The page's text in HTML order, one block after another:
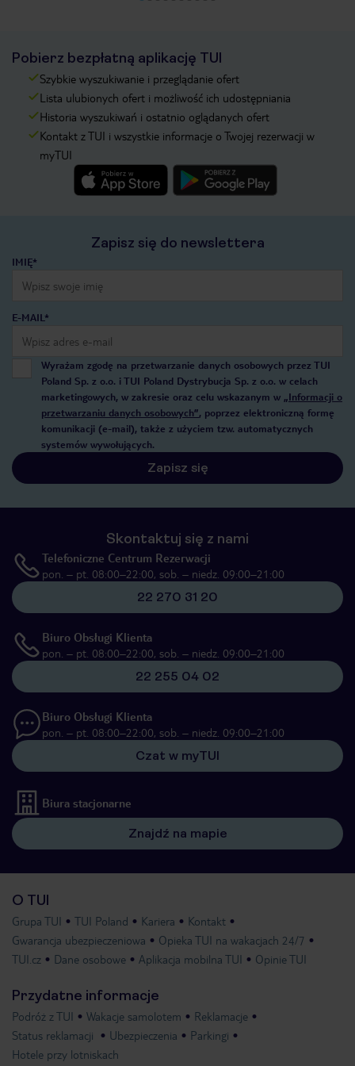
Pobierz bezpłatną aplikację TUI
Szybkie wyszukiwanie i przeglądanie ofert
Lista ulubionych ofert i możliwość ich udostępniania
Historia wyszukiwań i ostatnio oglądanych ofert
Kontakt z TUI i wszystkie informacje o Twojej rezerwacji w
myTUI
Zapisz się do newslettera
IMIĘ*
E-MAIL*
Wyrażam zgodę na przetwarzanie danych osobowych przez TUI
Poland Sp. z o.o. i TUI Poland Dystrybucja Sp. z o.o. w celach
marketingowych, w zakresie oraz celu wskazanym w „Informacji o
przetwarzaniu danych osobowych”, poprzez elektroniczną formę
komunikacji (e-mail), także z użyciem tzw. automatycznych
systemów wywołujących.
Zapisz się
Skontaktuj się z nami
Telefoniczne Centrum Rezerwacji
pon. – pt. 08:00–22:00, sob. – niedz. 09:00–21:00
22 270 31 20
Biuro Obsługi Klienta
pon. – pt. 08:00–22:00, sob. – niedz. 09:00–21:00
22 255 04 02
Biuro Obsługi Klienta
pon. – pt. 08:00–22:00, sob. – niedz. 09:00–21:00
Czat w myTUI
Biura stacjonarne
Znajdź na mapie
O TUI
Grupa TUI TUI Poland Kariera
Kontakt
Gwarancja ubezpieczeniowa
Opieka TUI na wakacjach 24/7
TUI.cz
Dane osobowe Aplikacja mobilna TUI Opinie TUI
Przydatne informacje
Podróż z TUI Wakacje samolotem
Reklamacje
Status reklamacji
Ubezpieczenia
Parkingi
Hotele przy lotniskach